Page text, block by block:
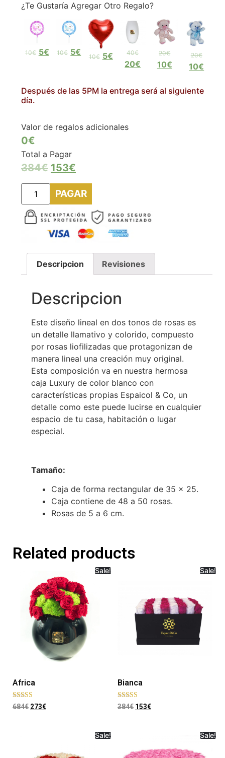
¿Te Gustaría Agregar Otro Regalo?
10€ 5€ 10€ 5€ 10€ 5€ 40€
20€
20€
10€
20€
10€
Después de las 5PM la entrega será al siguiente
día.
Valor de regalos adicionales
0€
Total a Pagar
384€ 153€
PAGAR
Descripcion Revisiones
Descripcion
Este diseño lineal en dos tonos de rosas es
un detalle llamativo y colorido, compuesto
por rosas liofilizadas que protagonizan de
manera lineal una creación muy original.
Esta composición va en nuestra hermosa
caja Luxury de color blanco con
características propias Espaicol & Co, un
detalle como este puede lucirse en cualquier
espacio de tu casa, habitación o lugar
especial.
Tamaño:
Caja de forma rectangular de 35 x 25.
Caja contiene de 48 a 50 rosas.
Rosas de 5 a 6 cm.
Related products
Sale!
Africa
Rated
5.00
684€ 273€
Sale!
Bianca
Rated
5.00
384€ 153€
Sale! Sale!